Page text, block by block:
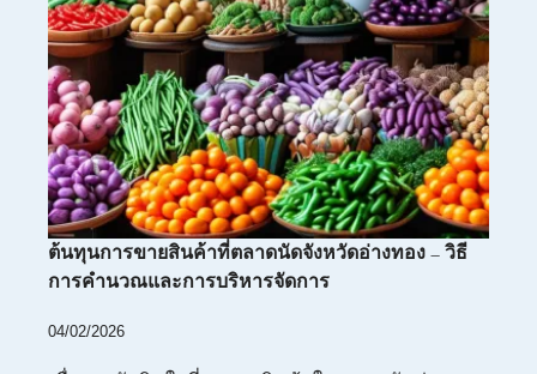
ต้นทุนการขายสินค้าที่ตลาดนัดจังหวัดอ่างทอง – วิธี
การคำนวณและการบริหารจัดการ
04/02/2026